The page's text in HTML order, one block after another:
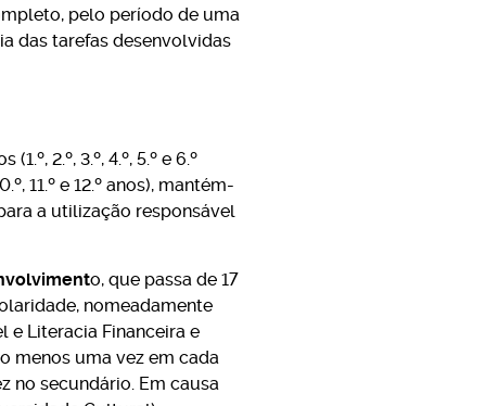
pelo período de uma
das tarefas desenvolvidas
2.º, 3.º, 4.º, 5.º e 6.º
11.º e 12.º anos), mantém-
a utilização responsável
o, que passa de 17
nomeadamente
e Literacia Financeira e
menos uma vez em cada
no secundário. Em causa